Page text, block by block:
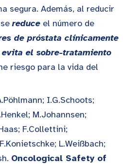
segura. Además, al reducir
sereduce el número de
de próstata clínicamente
evita el sobre-tratamiento
riesgo para la vida del
I.G.Schoots;
M.Johannsen;
F.Collettini;
L.Weißbach;
Oncological Safety of